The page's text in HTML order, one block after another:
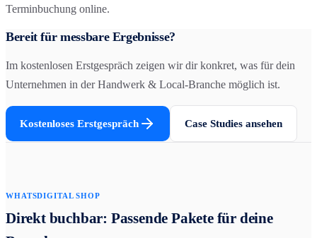
Terminbuchung online.
Bereit für messbare Ergebnisse?
Im kostenlosen Erstgespräch zeigen wir dir konkret, was für dein
Unternehmen in derHandwerk & Local-Branche möglich ist.
Kostenloses Erstgespräch Case Studies ansehen
WHATSDIGITAL SHOP
Direkt buchbar: Passende Pakete für deine